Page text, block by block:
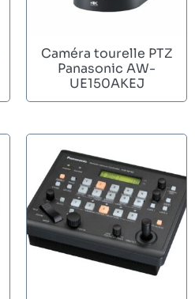
Caméra tourelle PTZ
Panasonic AW-
UE150AKEJ